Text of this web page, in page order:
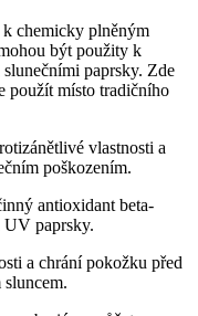
chemicky plněným
být použity k
paprsky. Zde
použít místo tradičního
vlastnosti a
poškozením.
antioxidant beta-
UV paprsky.
a chrání pokožku před
sluncem.